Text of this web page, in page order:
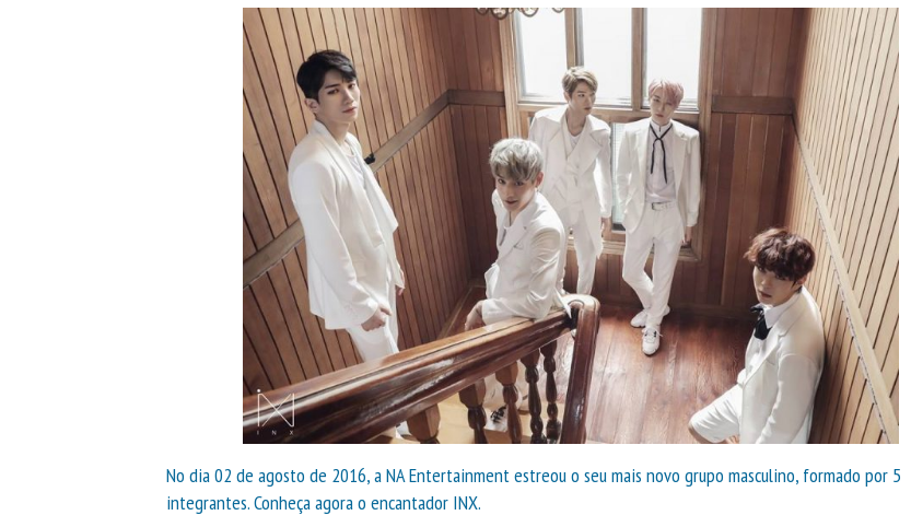
No dia 02 de agosto de 2016, a NA Entertainment estreou o seu mais novo grupo masculino, formado por 5
integrantes. Conheça agora o encantador INX.